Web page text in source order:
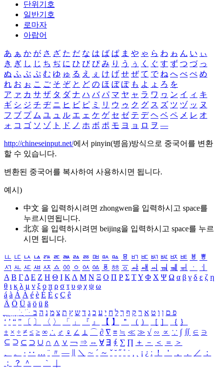
단위기호
일반기호
로마자
아랍어
あ ぁ か が さ ざ た だ な は ば ぱ ま や ゃ ら わ ゎ ん い ぃ
き ぎ し じ ち ぢ に ひ び ぴ み り う ぅ く ぐ す ず つ づ っ
ぬ ふ ぶ ぷ む ゆ ゅ る え ぇ け げ せ ぜ て で ね へ べ ぺ め
れ お ぉ こ ご そ ぞ と ど の ほ ぼ ぽ も よ ょ ろ を
ア ァ カ サ ザ タ ダ ナ ハ バ パ マ ヤ ャ ラ ワ ヮ ン イ ィ キ
ギ シ ジ チ ヂ ニ ヒ ビ ピ ミ リ ウ ゥ ク グ ス ズ ツ ヅ ッ ヌ
フ ブ プ ム ユ ュ ル エ ェ ケ ゲ セ ゼ テ デ ヘ ベ ペ メ レ オ
ォ コ ゴ ソ ゾ ト ド ノ ホ ボ ポ モ ヨ ョ ロ ヲ ―
http://chineseinput.net/에서 pinyin(병음)방식으로 중국어를 변환
할 수 있습니다.
변환된 중국어를 복사하여 사용하시면 됩니다.
예시)
中文 을 입력하시려면 zhongwen을 입력하시고 space를
누르시면됩니다.
北京 을 입력하시려면 beijing을 입력하시고 space를 누르
시면 됩니다.
ㅥ ㅦ ㅧ ㅨ ㅩ ㅪ ㅫ ㅬ ㅭ ㅮ ㅯ ㅰ ㅱ ㅲ ㅳ ㅴ ㅵ ㅶ ㅷ ㅸ
ㅹ
ㅺ ㅻ ㅼ ㅽ ㅾ ㅿ ㆀ ㆁ ㆂ ㆃ ㆄ ㆅ ㆆ ㆇ ㆈ ㆉ ㆊ ㆋ ㆌ ㆍ
ㆎ
Α Β ΓΔ Ε Ζ Η Θ Ι ΚΛ Μ Ν Ξ Ο Π Ρ Σ ΤΥ Φ Χ Ψ Ω α β γ δ ε ζ η
θ ι κ λ μ ν ξ ο π ρ σ τ υ φ χ ψ ω
á à Á À é è É È ç Ç ê
Ä Ö Ü ä ö ü ß
ִֶֹ ֻּ ׁׂ פ ם ן ו ט א ר ק ף ך ל ח י ע כ ג ד ש ץ ת צ מ נ ה ב
‘ ’ “ ” 〔 〕 〈 〉 「 」 『 』 【 】 ＂ （ ） ［ ］ ｛ ｝
± × ÷ ≠ ≤ ≥ ∞ ∴ ♂ ♀ ∠ ⊥ ⌒ ∂ ∇ ≡ ≒ ≪ ≫ √ ∽ ∝ ∵ ∫ ∬ ∈ ∋
⊆ ⊇ ⊂ ⊃ ∪ ∩ ∧ ∨ ￢ ⇒ ⇔ ∀ ∃ ∮ ∑ ∏ ＋ － ＜ ＝
＞
、
。 · ‥ … ¨ 〃 ― ＼ ∼ ´ ～ ˇ ˘ ˝ ˚ ˙ ¸ ¡ ¿ ː ！ ＇ ， ． ／
：
；
？ ＾ ｀